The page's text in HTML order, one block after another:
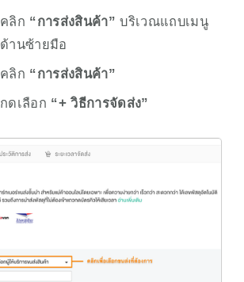
คลิก “การส่งสินค้า” บริเวณแถบเมนู
ด้านซ้ายมือ
คลิก “การส่งสินค้า”
กดเลือก “+ วิธีการจัดส่ง”